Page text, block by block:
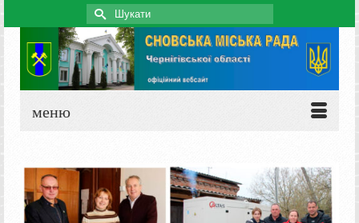
Search
for:
меню